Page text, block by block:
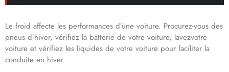
Le froid affecte les performances d’une voiture. Procurez-vous des
pneus d’hiver, vérifiez la batterie de votre voiture, lavezvotre
voiture et vérifiez les liquides de votre voiture pour faciliter la
conduite en hiver.